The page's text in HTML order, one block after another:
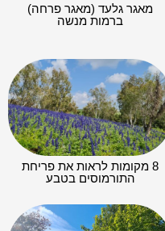
מאגר גלעד (מאגר פרחה)
ברמות מנשה
8 מקומות לראות את פריחת
התורמוסים בטבע